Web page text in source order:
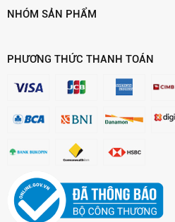
NHÓM SẢN PHẨM
PHƯƠNG THỨC THANH TOÁN